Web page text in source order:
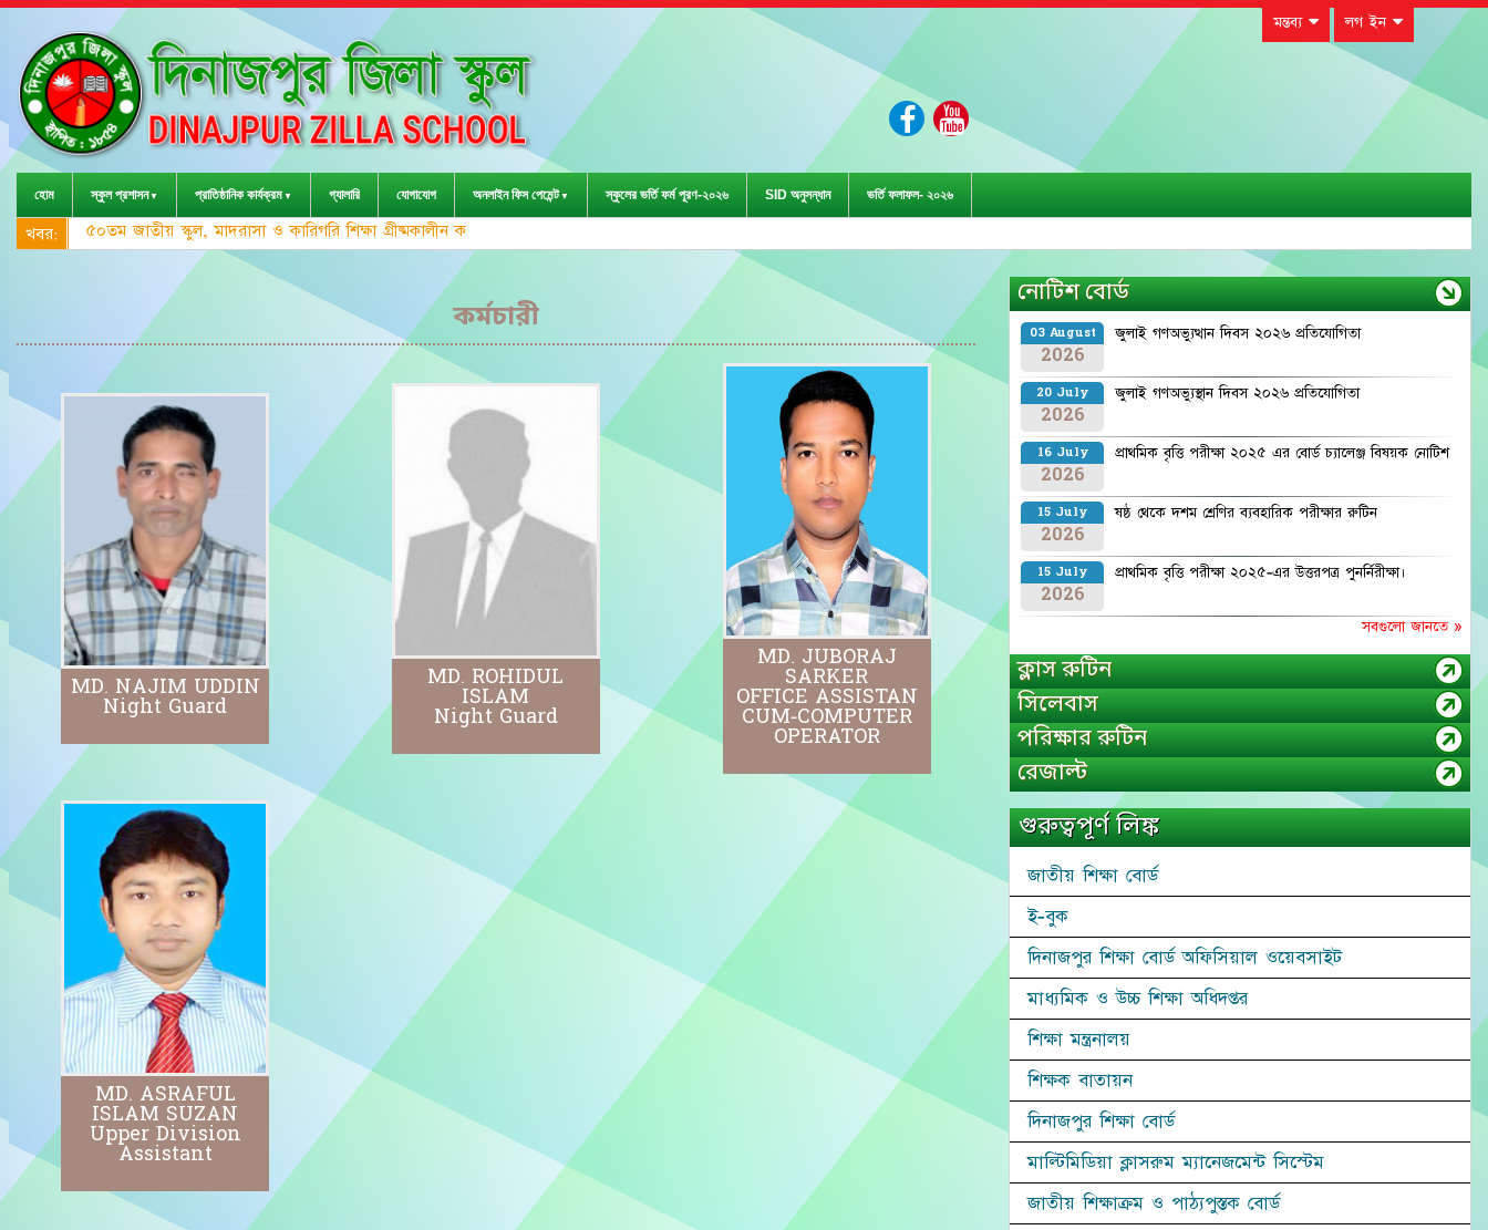
মন্তব্য লগ ইন
হোম স্কুল প্রশাসন প্রাতিষ্ঠানিক কার্যক্রম গ্যালারি যোগাযোগ অনলাইন ফিস পেমেন্ট স্কুলের ভর্তি ফর্ম পূরণ-২০২৬ SID অনুসন্ধান ভর্তি ফলাফল- ২০২৬
খবর: ৫০তম জাতীয় স্কুল, মাদরাসা ও কারিগরি শিক্ষা গ্রীষ্মকালীন ক্রীড়া প্রতিযোগিতা-২০২৩ এ জেলা পর
কর্মচারী
MD. NAJIM UDDIN
Night Guard
MD. ROHIDUL
ISLAM
Night Guard
MD. JUBORAJ
SARKER
OFFICE ASSISTAN
CUM-COMPUTER
OPERATOR
MD. ASRAFUL
ISLAM SUZAN
Upper Division
Assistant
নোটিশ বোর্ড
03 August
2026
জুলাই গণঅভ্যুত্থান দিবস ২০২৬ প্রতিযোগিতা
20 July
2026
জুলাই গণঅভ্যুস্থান দিবস ২০২৬ প্রতিযোগিতা
16 July
2026
প্রাথমিক বৃত্তি পরীক্ষা ২০২৫ এর বোর্ড চ্যালেঞ্জ বিষয়ক নোটিশ
15 July
2026
ষষ্ঠ থেকে দশম শ্রেণির ব্যবহারিক পরীক্ষার রুটিন
15 July
2026
প্রাথমিক বৃত্তি পরীক্ষা ২০২৫-এর উত্তরপত্র পুনর্নিরীক্ষা।
সবগুলো জানতে »
ক্লাস রুটিন
সিলেবাস
পরিক্ষার রুটিন
রেজাল্ট
গুরুত্বপূর্ণ লিঙ্ক
জাতীয় শিক্ষা বোর্ড
ই-বুক
দিনাজপুর শিক্ষা বোর্ড অফিসিয়াল ওয়েবসাইট
মাধ্যমিক ও উচ্চ শিক্ষা অধিদপ্তর
শিক্ষা মন্ত্রনালয়
শিক্ষক বাতায়ন
দিনাজপুর শিক্ষা বোর্ড
মাল্টিমিডিয়া ক্লাসরুম ম্যানেজমেন্ট সিস্টেম
জাতীয় শিক্ষাক্রম ও পাঠ্যপুস্তক বোর্ড